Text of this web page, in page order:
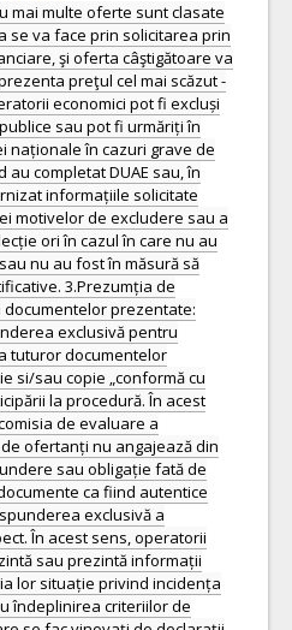
mai multe oferte sunt clasate
se va face prin solicitarea prin
şi oferta câştigătoare va
preţul cel mai scăzut -
economici pot fi excluși
sau pot fi urmăriți în
naționale în cazuri grave de
completat DUAE sau, în
informațiile solicitate
motivelor de excludere sau a
ori în cazul în care nu au
nu au fost în măsură să
3.Prezumția de
prezentate:
exclusivă pentru
tuturor documentelor
si/sau copie „conformă cu
la procedură. În acest
de evaluare a
ofertanți nu angajează din
sau obligație fată de
ca fiind autentice
exclusivă a
În acest sens, operatorii
sau prezintă informații
lor situație privind incidența
îndeplinirea criteriilor de